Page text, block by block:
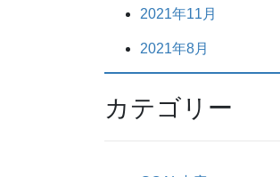
2021年11月
2021年8月
カテゴリー